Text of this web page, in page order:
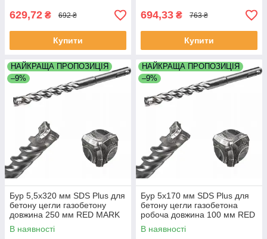
629,72 ₴ 692 ₴
Купити
694,33 ₴ 763 ₴
Купити
НАЙКРАЩА ПРОПОЗИЦІЯ
–9%
Бур 5,5х320 мм SDS Plus для
бетону цегли газобетону
довжина 250 мм RED MARK
В наявності
НАЙКРАЩА ПРОПОЗИЦІЯ
–9%
Бур 5х170 мм SDS Plus для
бетону цегли газобетона
робоча довжина 100 мм RED
MARK Бур 5,5х470 мм
робоча довжина 400 мм
В наявності